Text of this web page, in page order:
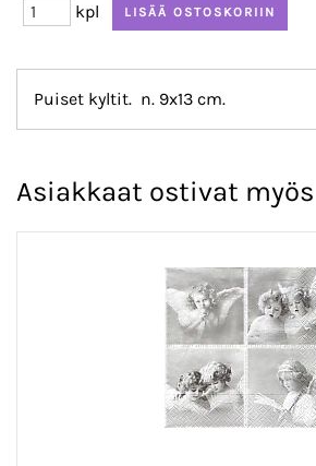
kpl
Puiset kyltit. n. 9x13 cm.
Asiakkaat ostivat myös